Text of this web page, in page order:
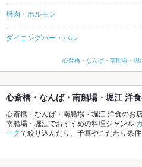
焼肉・ホルモン
ダイニングバー・バル
心斎橋・なんば・南船場・
心斎橋・なんば・南船場・堀江 洋
心斎橋・なんば・南船場・堀江 洋食のお
南船場・堀江でおすすめの料理ジャンル
ーグで絞り込んだり、予算やこだわり条
め料理など、お店の最新情報をご紹介し